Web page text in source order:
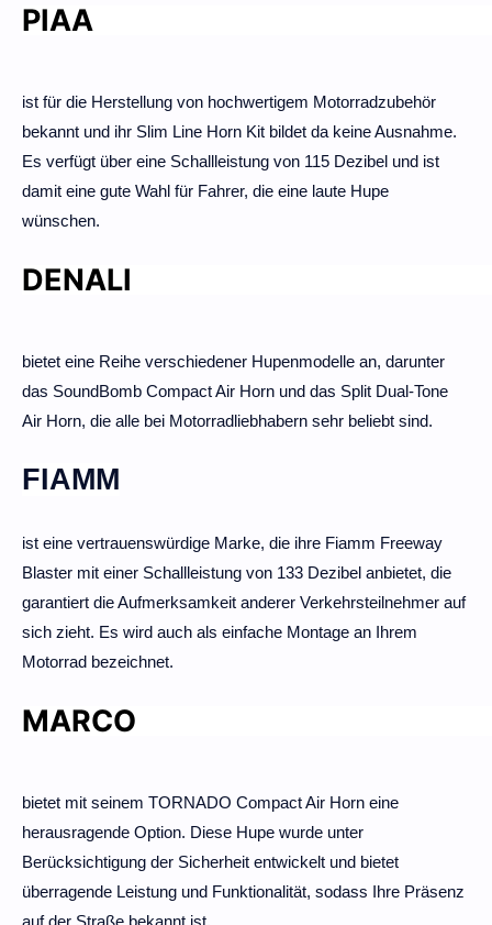
PIAA
ist für die Herstellung von hochwertigem Motorradzubehör
bekannt und ihr Slim Line Horn Kit bildet da keine Ausnahme.
Es verfügt über eine Schallleistung von 115 Dezibel und ist
damit eine gute Wahl für Fahrer, die eine laute Hupe
wünschen.
DENALI
bietet eine Reihe verschiedener Hupenmodelle an, darunter
das SoundBomb Compact Air Horn und das Split Dual-Tone
Air Horn, die alle bei Motorradliebhabern sehr beliebt sind.
FIAMM
ist eine vertrauenswürdige Marke, die ihre Fiamm Freeway
Blaster mit einer Schallleistung von 133 Dezibel anbietet, die
garantiert die Aufmerksamkeit anderer Verkehrsteilnehmer auf
sich zieht. Es wird auch als einfache Montage an Ihrem
Motorrad bezeichnet.
MARCO
bietet mit seinem TORNADO Compact Air Horn eine
herausragende Option. Diese Hupe wurde unter
Berücksichtigung der Sicherheit entwickelt und bietet
überragende Leistung und Funktionalität, sodass Ihre Präsenz
auf der Straße bekannt ist.